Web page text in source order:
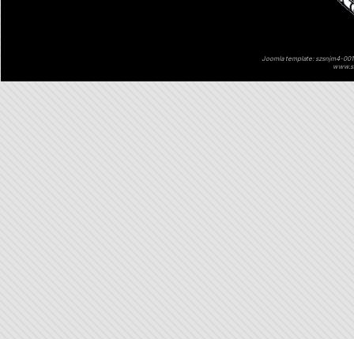
Joomla template: szsnjm4-